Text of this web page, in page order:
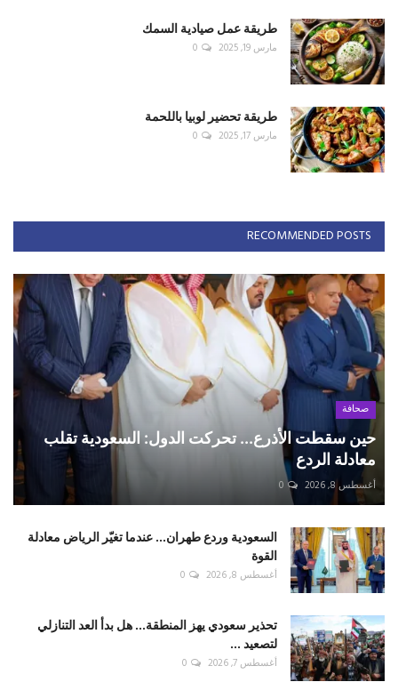
طريقة عمل صيادية السمك
مارس 19, 2025 0
طريقة تحضير لوبيا باللحمة
مارس 17, 2025 0
RECOMMENDED POSTS
صحافة
حين سقطت الأذرع... تحركت الدول: السعودية تقلب
معادلة الردع
أغسطس 8, 2026 0
السعودية وردع طهران... عندما تغيّر الرياض معادلة
القوة
أغسطس 8, 2026 0
تحذير سعودي يهز المنطقة... هل بدأ العد التنازلي
لتصعيد ...
أغسطس 7, 2026 0